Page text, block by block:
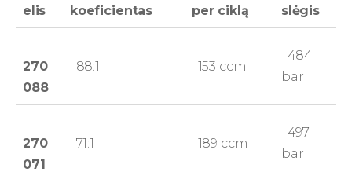
elis
koeficientas
per ciklą
slėgis
270
088
88:1 153 ccm
484
bar
270
071
71:1 189 ccm
497
bar